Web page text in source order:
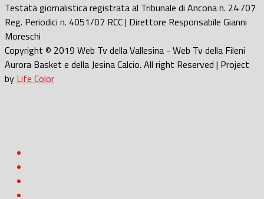
Testata giornalistica registrata al Tribunale di Ancona n. 24 /07
Reg. Periodici n. 4051/07 RCC | Direttore Responsabile Gianni
Moreschi
Copyright © 2019 Web Tv della Vallesina - Web Tv della Fileni
Aurora Basket e della Jesina Calcio. All right Reserved | Project
by Life Color